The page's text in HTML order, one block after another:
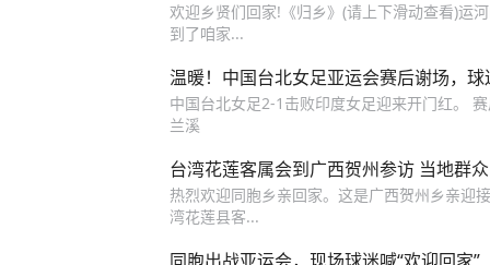
欢迎乡贤们回家!《归乡》(请上下滑动查看)运
到了咱家...
温暖！中国台北女足亚运会赛后谢场，
中国台北女足2-1击败印度女足迎来开门红。
兰溪
台湾花莲客属会到广西贺州参访 当地群
热烈欢迎同胞乡亲回家。这是广西贺州乡亲迎
湾花莲县客...